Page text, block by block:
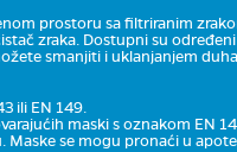
prostoru sa filtriranim
zraka. Dostupni su
smanjiti i uklanjanjem
ili EN 149.
maski s oznakom EN
Maske se mogu pronaći u